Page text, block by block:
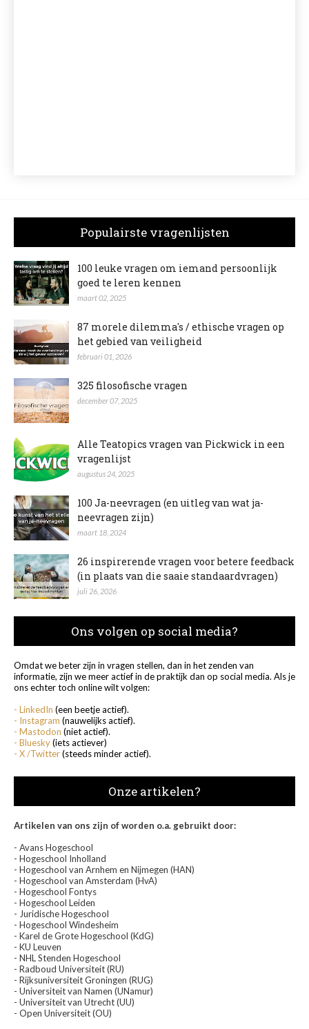
Populairste vragenlijsten
100 leuke vragen om iemand persoonlijk
goed te leren kennen
maart 02, 2025
87 morele dilemma's / ethische vragen op
het gebied van veiligheid
februari 01, 2026
325 filosofische vragen
december 07, 2025
Alle Teatopics vragen van Pickwick in een
vragenlijst
augustus 24, 2025
100 Ja-neevragen (en uitleg van wat ja-
neevragen zijn)
maart 18, 2024
26 inspirerende vragen voor betere feedback
(in plaats van die saaie standaardvragen)
juli 26, 2026
Ons volgen op social media?
Omdat we beter zijn in vragen stellen, dan in het zenden van
informatie, zijn we meer actief in de praktijk dan op social media. Als je
ons echter toch online wilt volgen:
- LinkedIn (een beetje actief).
- Instagram (nauwelijks actief).
- Mastodon (niet actief).
- Bluesky(iets actiever)
- X /Twitter(steeds minder actief).
Onze artikelen?
Artikelen van ons zijn of worden o.a. gebruikt door:
- Avans Hogeschool
- Hogeschool Inholland
- Hogeschool van Arnhem en Nijmegen (HAN)
- Hogeschool van Amsterdam (HvA)
- Hogeschool Fontys
- Hogeschool Leiden
- Juridische Hogeschool
- Hogeschool Windesheim
- Karel de Grote Hogeschool (KdG)
- KU Leuven
- NHL Stenden Hogeschool
- Radboud Universiteit (RU)
- Rijksuniversiteit Groningen (RUG)
- Universiteit van Namen (UNamur)
- Universiteit van Utrecht (UU)
- Open Universiteit (OU)